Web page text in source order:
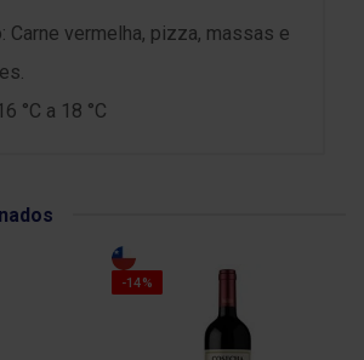
Carne vermelha, pizza, massas e
°C a 18 °C
-14%